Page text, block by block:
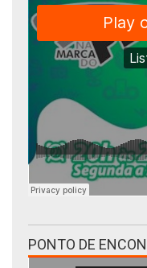
PONTO DE